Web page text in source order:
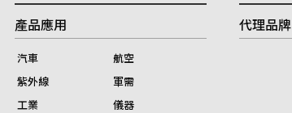
產品應用
汽車 航空
紫外線 軍需
工業 儀器
代理品牌